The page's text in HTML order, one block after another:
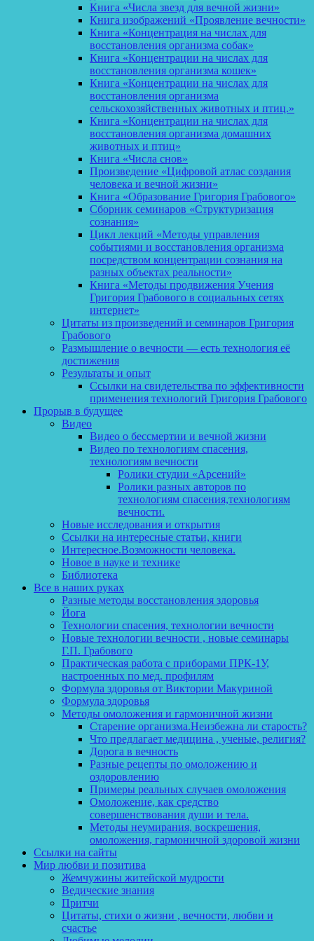
Книга «Числа звезд для вечной жизни»
Книга изображений «Проявление вечности»
Книга «Концентрация на числах для
восстановления организма собак»
Книга «Концентрации на числах для
восстановления организма кошек»
Книга «Концентрации на числах для
восстановления организма
сельскохозяйственных животных и птиц.»
Книга «Концентрации на числах для
восстановления организма домашних
животных и птиц»
Книга «Числа снов»
Произведение «Цифровой атлас создания
человека и вечной жизни»
Книга «Образование Григория Грабового»
Сборник семинаров «Структуризация
сознания»
Цикл лекций «Методы управления
событиями и восстановления организма
посредством концентрации сознания на
разных объектах реальности»
Книга «Методы продвижения Учения
Григория Грабового в социальных сетях
интернет»
Цитаты из произведений и семинаров Григория
Грабового
Размышление о вечности — есть технология её
достижения
Результаты и опыт
Ссылки на свидетельства по эффективности
применения технологий Григория Грабового
Прорыв в будущее
Видео
Видео о бессмертии и вечной жизни
Видео по технологиям спасения,
технологиям вечности
Ролики студии «Арсений»
Ролики разных авторов по
технологиям спасения,технологиям
вечности.
Новые исследования и открытия
Ссылки на интересные статьи, книги
Интересное.Возможности человека.
Новое в науке и технике
Библиотека
Все в наших руках
Разные методы восстановления здоровья
Йога
Технологии спасения, технологии вечности
Новые технологии вечности , новые семинары
Г.П. Грабового
Практическая работа с приборами ПРК-1У,
настроенных по мед. профилям
Формула здоровья от Виктории Макуриной
Формула здоровья
Методы омоложения и гармоничной жизни
Старение организма.Неизбежна ли старость?
Что предлагает медицина , ученые, религия?
Дорога в вечность
Разные рецепты по омоложению и
оздоровлению
Примеры реальных случаев омоложения
Омоложение, как средство
совершенствования души и тела.
Методы неумирания, воскрешения,
омоложения, гармоничной здоровой жизни
Ссылки на сайты
Мир любви и позитива
Жемчужины житейской мудрости
Ведические знания
Притчи
Цитаты, стихи о жизни , вечности, любви и
счастье